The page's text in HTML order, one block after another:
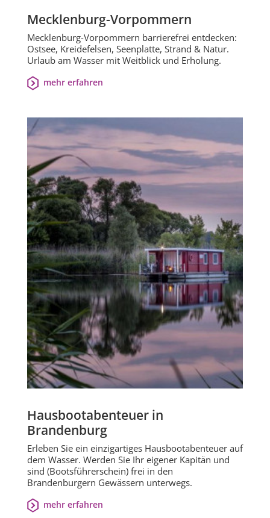
Mecklenburg-Vorpommern
Mecklenburg-Vorpommern barrierefrei entdecken:
Ostsee, Kreidefelsen, Seenplatte, Strand & Natur.
Urlaub am Wasser mit Weitblick und Erholung.
mehr erfahren
Hausbootabenteuer in
Brandenburg
Erleben Sie ein einzigartiges Hausbootabenteuer auf
dem Wasser. Werden Sie Ihr eigener Kapitän und
sind (Bootsführerschein) frei in den
Brandenburgern Gewässern unterwegs.
mehr erfahren